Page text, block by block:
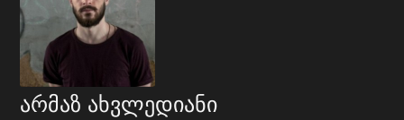
არმაზ ახვლედიანი